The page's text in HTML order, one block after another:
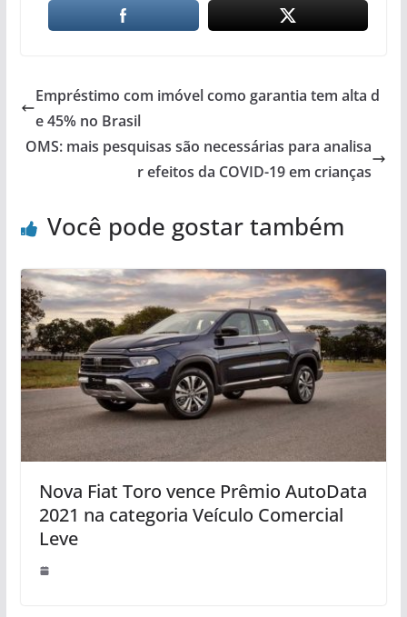
Empréstimo com imóvel como garantia tem alta d
e 45% no Brasil
OMS: mais pesquisas são necessárias para analisa
r efeitos da COVID-19 em crianças
Você pode gostar também
Nova Fiat Toro vence Prêmio AutoData
2021 na categoria Veículo Comercial
Leve